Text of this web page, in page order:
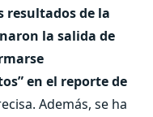
resultados de la
la salida de
en el reporte de
Además, se ha